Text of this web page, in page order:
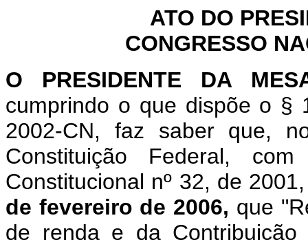
ATO DO
CONGRESSO
O PRESIDENTE DA
cumprindo o que dispõe o §
2002-CN, faz saber que,
Constituição Federal,
Constitucional nº 32, de
de fevereiro de 2006, que
de renda e da Contribuição